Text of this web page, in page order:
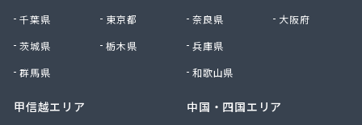
佐藤燃料店
佐野商店
坂本燃料店
千葉県
東京都
茨城県
栃木県
群馬県
甲信越エリア
奈良県
大阪府
兵庫県
和歌山県
中国・四国エリア